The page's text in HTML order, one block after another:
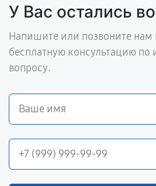
У Вас остались
Напишите или позвоните нам
бесплатную консультацию
вопросу.